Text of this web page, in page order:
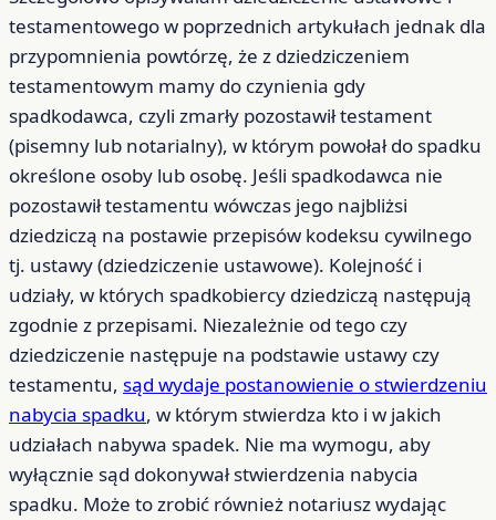
testamentowego w poprzednich artykułach jednak dla
przypomnienia powtórzę, że z dziedziczeniem
testamentowym mamy do czynienia gdy
spadkodawca, czyli zmarły pozostawił testament
(pisemny lub notarialny), w którym powołał do spadku
określone osoby lub osobę. Jeśli spadkodawca nie
pozostawił testamentu wówczas jego najbliżsi
dziedziczą na postawie przepisów kodeksu cywilnego
tj. ustawy (dziedziczenie ustawowe). Kolejność i
udziały, w których spadkobiercy dziedziczą następują
zgodnie z przepisami. Niezależnie od tego czy
dziedziczenie następuje na podstawie ustawy czy
testamentu, sąd wydaje postanowienie o stwierdzeniu
nabycia spadku, w którym stwierdza kto i w jakich
udziałach nabywa spadek. Nie ma wymogu, aby
wyłącznie sąd dokonywał stwierdzenia nabycia
spadku. Może to zrobić również notariusz wydając